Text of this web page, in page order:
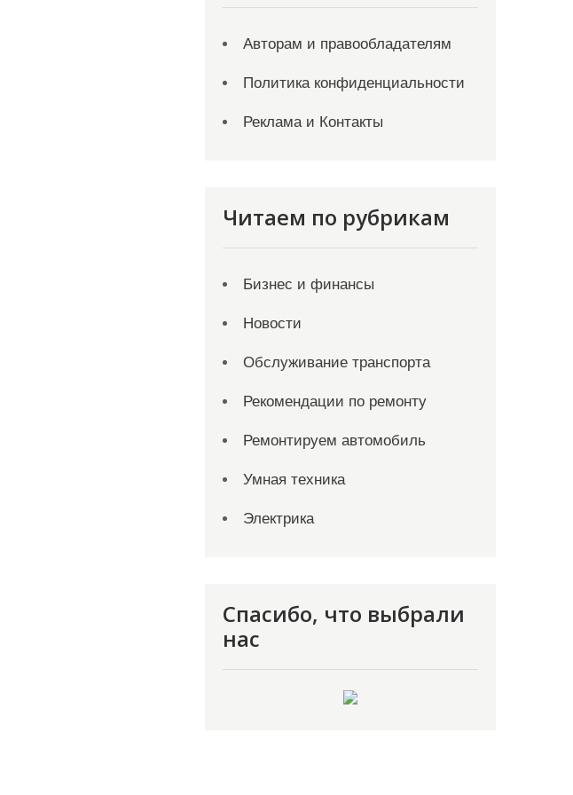
Авторам и правообладателям
Политика конфиденциальности
Реклама и Контакты
Читаем по рубрикам
Бизнес и финансы
Новости
Обслуживание транспорта
Рекомендации по ремонту
Ремонтируем автомобиль
Умная техника
Электрика
Спасибо, что выбрали
нас